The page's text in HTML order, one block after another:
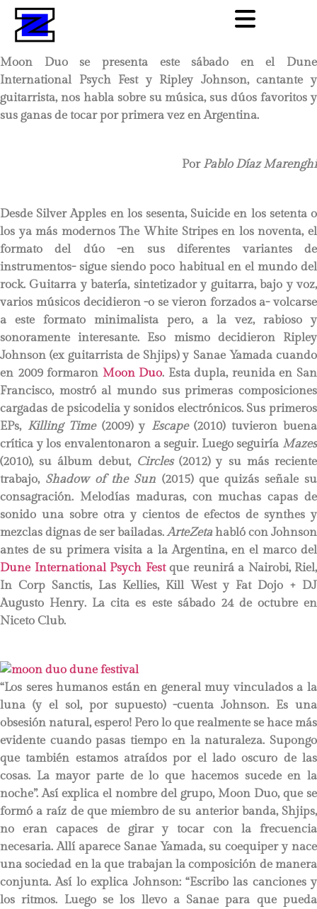
Moon Duo se presenta este sábado en el Dune
International Psych Festy Ripley Johnson,cantante y
guitarrista,nos habla sobre su música, sus dúos favoritos y
sus ganas de tocar por primera vez en Argentina.
Por Pablo Díaz Marenghi
Desde Silver Apples en los sesenta, Suicide en los setenta o
los ya más modernos The White Stripes en los noventa, el
formato del dúo -en sus diferentes variantes de
instrumentos- sigue siendo poco habitual en el mundo del
rock. Guitarra y batería, sintetizador y guitarra, bajo y voz,
varios músicos decidieron -o se vieron forzados a- volcarse
a este formato minimalista pero, a la vez, rabioso y
sonoramente interesante. Eso mismo decidieron Ripley
Johnson (ex guitarrista de Shjips) y Sanae Yamada cuando
en 2009 formaron Moon Duo. Esta dupla, reunida en San
Francisco, mostró al mundo sus primeras composiciones
cargadas de psicodelia y sonidos electrónicos. Sus primeros
EPs, Killing Time(2009) y Escape(2010) tuvieron buena
crítica y los envalentonaron a seguir. Luego seguiría Mazes
(2010), su álbum debut, Circles(2012) y su más reciente
trabajo, Shadow of the Sun (2015) que quizás señale su
consagración. Melodías maduras, con muchas capas de
sonido una sobre otra y cientos de efectos de synthes y
mezclas dignas de ser bailadas.ArteZetahabló con Johnson
antes de su primera visita a la Argentina, en el marco del
Dune International Psych Festque reunirá a Nairobi, Riel,
In Corp Sanctis, Las Kellies, Kill West y Fat Dojo + DJ
Augusto Henry. La cita es este sábado 24 de octubre en
Niceto Club.
“Los seres humanos están en general muy vinculados a la
luna (y el sol, por supuesto) -cuenta Johnson. Es una
obsesión natural, espero! Pero lo que realmente se hace más
evidente cuando pasas tiempo en la naturaleza. Supongo
que también estamos atraídos por el lado oscuro de las
cosas. La mayor parte de lo que hacemos sucede en la
noche”. Así explica el nombre del grupo, Moon Duo, que se
formó a raíz de que miembro de su anterior banda, Shjips,
no eran capaces de girar y tocar con la frecuencia
necesaria. Allí aparece Sanae Yamada, su coequiper y nace
una sociedad en la que trabajan la composición de manera
conjunta. Así lo explica Johnson: “Escribo las canciones y
los ritmos. Luego se los llevo a Sanae para que pueda